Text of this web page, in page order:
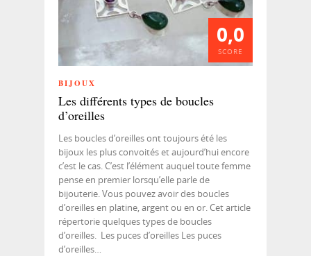
0,0
SCORE
BIJOUX
Les différents types de boucles
d’oreilles
Les boucles d’oreilles ont toujours été les
bijoux les plus convoités et aujourd’hui encore
c’est le cas. C’est l’élément auquel toute femme
pense en premier lorsqu’elle parle de
bijouterie. Vous pouvez avoir des boucles
d’oreilles en platine, argent ou en or. Cet article
répertorie quelques types de boucles
d’oreilles. Les puces d’oreilles Les puces
d’oreilles…